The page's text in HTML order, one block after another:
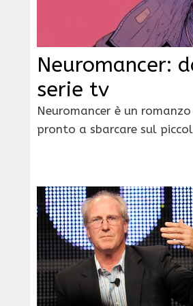
Neuromancer:
serie tv
Neuromancer è un
pronto a sbarcare sul